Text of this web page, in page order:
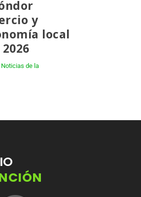
y
local
Noticias de la